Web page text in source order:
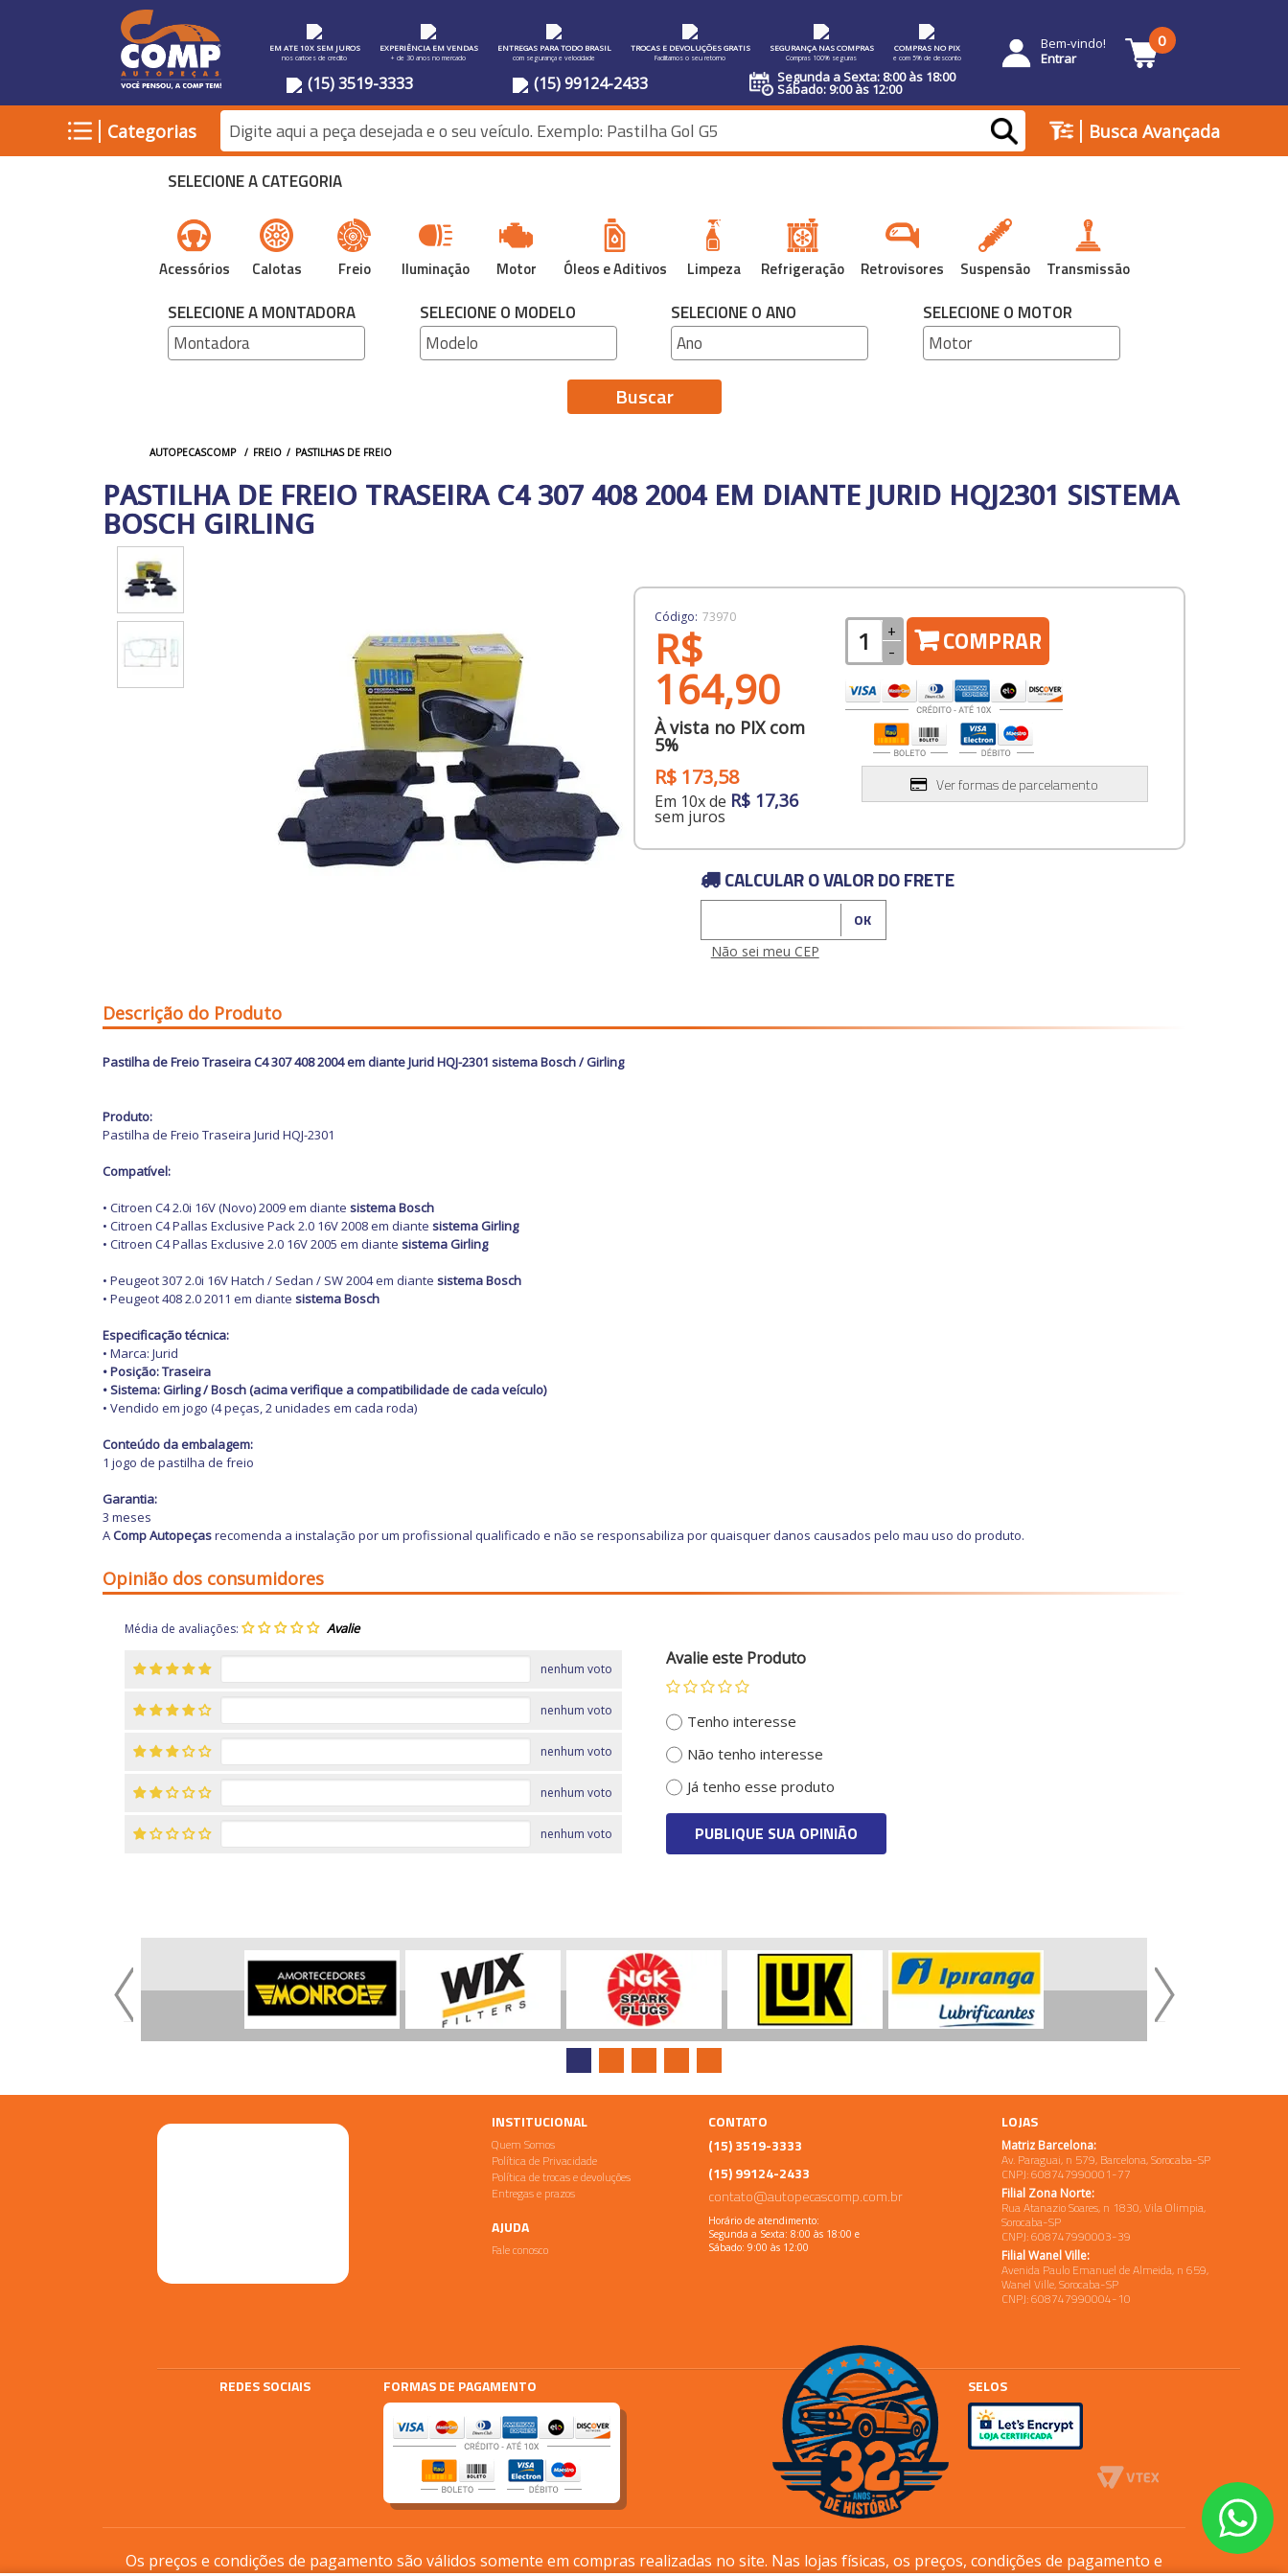
EM ATE 10X SEM JUROS
nos cartoes de credito
EXPERIÊNCIA EM VENDAS
+ de 30 anos no mercado
ENTREGAS PARA TODO BRASIL
com segurança e velocidade
TROCAS E DEVOLUÇÕES GRATIS
Facilitamos o seu retorno
SEGURANÇA NAS COMPRAS
Compras 100% seguras
COMPRAS NO PIX
e com 5% de desconto
(15) 3519-3333 (15) 99124-2433 Segunda a Sexta: 8:00 às 18:00
Sábado: 9:00 às 12:00
Bem-vindo!
Entrar
0
| Categorias | Busca Avançada
SELECIONE A CATEGORIA
Acessórios Calotas Freio Iluminação Motor Óleos e Aditivos Limpeza Refrigeração Retrovisores Suspensão Transmissão
SELECIONE A MONTADORA SELECIONE O MODELO SELECIONE O ANO SELECIONE O MOTOR
Buscar
AUTOPECASCOMP FREIO PASTILHAS DE FREIO
PASTILHA DE FREIO TRASEIRA C4 307 408 2004 EM DIANTE JURID HQJ2301 SISTEMA
BOSCH GIRLING
Código: 73970
R$
164,90
À vista no PIX com
5%
R$ 173,58
Em 10x de R$ 17,36
sem juros
+
-
COMPRAR
Ver formas de parcelamento
CALCULAR O VALOR DO FRETE
Não sei meu CEP
Descrição do Produto
Pastilha de Freio Traseira C4 307 408 2004 em diante Jurid HQJ-2301 sistema Bosch / Girling
Produto:
Pastilha de Freio Traseira Jurid HQJ-2301
Compatível:
• Citroen C4 2.0i 16V (Novo) 2009 em diante sistema Bosch
• Citroen C4 Pallas Exclusive Pack 2.0 16V 2008 em diante sistema Girling
• Citroen C4 Pallas Exclusive 2.0 16V 2005 em diante sistema Girling
• Peugeot 307 2.0i 16V Hatch / Sedan / SW 2004 em diante sistema Bosch
• Peugeot 408 2.0 2011 em diante sistema Bosch
Especificação técnica:
• Marca: Jurid
• Posição: Traseira
• Sistema: Girling / Bosch (acima verifique a compatibilidade de cada veículo)
• Vendido em jogo (4 peças, 2 unidades em cada roda)
Conteúdo da embalagem:
1 jogo de pastilha de freio
Garantia:
3 meses
AComp Autopeçasrecomenda a instalação por um profissional qualificado e não se responsabiliza por quaisquer danos causados pelo mau uso do produto.
Opinião dos consumidores
Média de avaliações:
nenhum voto
nenhum voto
nenhum voto
nenhum voto
nenhum voto
Avalie este Produto
Tenho interesse
Não tenho interesse
Já tenho esse produto
PUBLIQUE SUA OPINIÃO
INSTITUCIONAL
Quem Somos
Política de Privacidade
Política de trocas e devoluções
Entregas e prazos
AJUDA
Fale conosco
CONTATO
(15) 3519-3333
(15) 99124-2433
contato@autopecascomp.com.br
Horário de atendimento:
Segunda a Sexta: 8:00 às 18:00 e
Sábado: 9:00 às 12:00
LOJAS
Matriz Barcelona:
Av. Paraguai, n 579, Barcelona, Sorocaba-SP
CNPJ: 608747990001-77
Filial Zona Norte:
Rua Atanazio Soares, n 1830, Vila Olimpia,
Sorocaba-SP
CNPJ: 608747990003-39
Filial Wanel Ville:
Avenida Paulo Emanuel de Almeida, n 659,
Wanel Ville, Sorocaba-SP
CNPJ: 608747990004-10
REDES SOCIAIS FORMAS DE PAGAMENTO SELOS
Os preços e condições de pagamento são válidos somente em compras realizadas no site. Nas lojas físicas, os preços, condições de pagamento e